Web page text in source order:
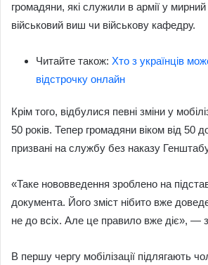
громадяни, які служили в армії у
військовий виш чи військову кафедру.
Читайте також: Хто з українців
відстрочку онлайн
Крім того, відбулися певні зміни у
50 років. Тепер громадяни віком від 50
призвані на службу без наказу
«Таке нововведення зроблено на
документа. Його зміст нібито вже
не до всіх. Але це правило вже діє», —
В першу чергу мобілізації підлягають